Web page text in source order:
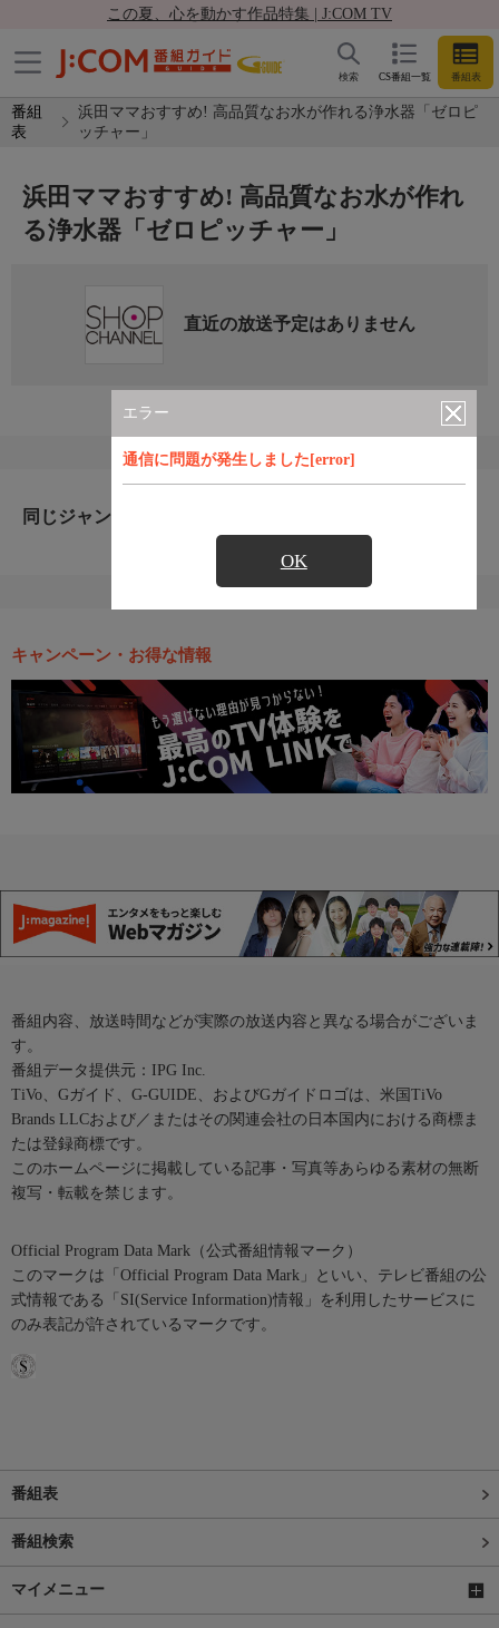
この夏、心を動かす作品特集 | J:COM TV
CS番組一覧 番組表
検索
番組
表
浜田ママおすすめ! 高品質なお水が作れる浄水器「ゼロピ
ッチャー」
エラー
通信に問題が発生しました[error]
OK
浜田ママおすすめ! 高品質なお水が作れ
る浄水器「ゼロピッチャー」
直近の放送予定はありません
同じジャンルのおすすめ番組
キャンペーン・お得な情報
番組内容、放送時間などが実際の放送内容と異なる場合がございま
す。
番組データ提供元：IPG Inc.
TiVo、Gガイド、G-GUIDE、およびGガイドロゴは、米国TiVo
Brands LLCおよび／またはその関連会社の日本国内における商標ま
たは登録商標です。
このホームページに掲載している記事・写真等あらゆる素材の無断
複写・転載を禁じます。
Official Program Data Mark（公式番組情報マーク）
このマークは「Official Program Data Mark」といい、テレビ番組の公
式情報である「SI(Service Information)情報」を利用したサービスに
のみ表記が許されているマークです。
番組表
番組検索
マイメニュー